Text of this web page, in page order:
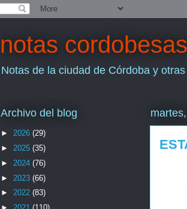
notas cordobesas
Notas de la ciudad de Córdoba y
Archivo del blog
► 2026 (29)
► 2025 (35)
► 2024 (76)
► 2023 (66)
► 2022 (83)